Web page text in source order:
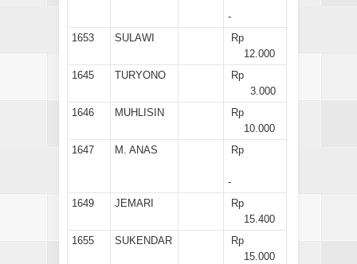
-
1653
SULAWI
Rp
12.000
1645
TURYONO
Rp
3.000
1646
MUHLISIN
Rp
10.000
1647
M. ANAS Rp
-
1649
JEMARI
Rp
15.400
1655
SUKENDAR
Rp
15.000